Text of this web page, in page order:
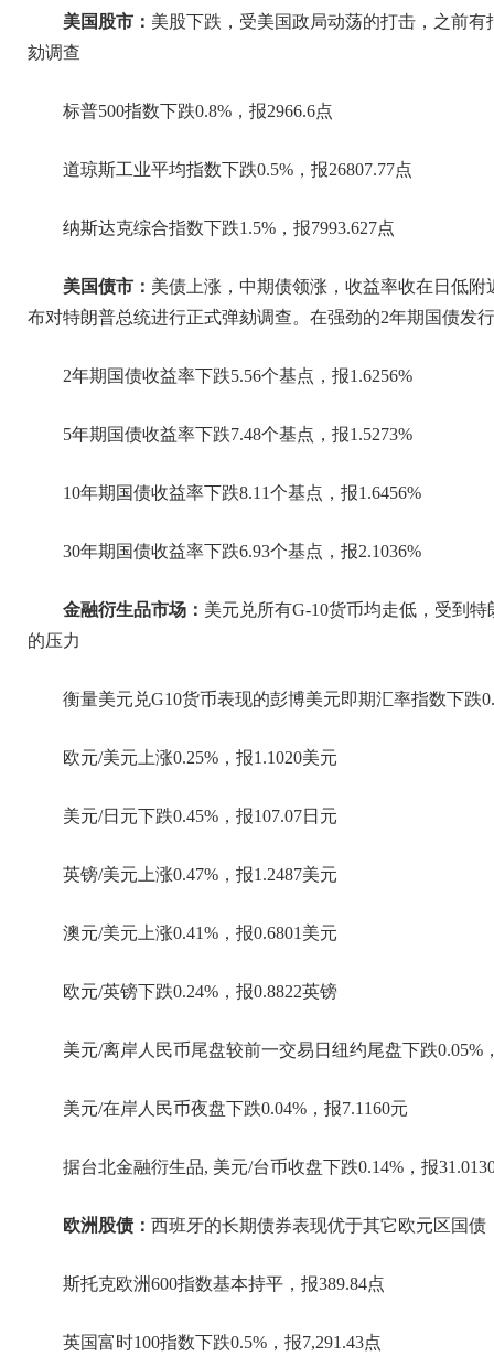
美国股市： 美股下跌，受美国政局动荡的打击，之前
劾调查
标普500指数下跌0.8%，报2966.6点
道琼斯工业平均指数下跌0.5%，报26807.77点
纳斯达克综合指数下跌1.5%，报7993.627点
美国债市： 美债上涨，中期债领涨，收益率收在日低
布对特朗普总统进行正式弹劾调查。在强劲的2年期国债发
2年期国债收益率下跌5.56个基点，报1.6256%
5年期国债收益率下跌7.48个基点，报1.5273%
10年期国债收益率下跌8.11个基点，报1.6456%
30年期国债收益率下跌6.93个基点，报2.1036%
金融衍生品市场： 美元兑所有G-10货币均走低，受到
的压力
衡量美元兑G10货币表现的彭博美元即期汇率指数下跌
欧元/美元上涨0.25%，报1.1020美元
美元/日元下跌0.45%，报107.07日元
英镑/美元上涨0.47%，报1.2487美元
澳元/美元上涨0.41%，报0.6801美元
欧元/英镑下跌0.24%，报0.8822英镑
美元/离岸人民币尾盘较前一交易日纽约尾盘下跌0.05%
美元/在岸人民币夜盘下跌0.04%，报7.1160元
据台北金融衍生品, 美元/台币收盘下跌0.14%，报
欧洲股债： 西班牙的长期债券表现优于其它欧元区国
斯托克欧洲600指数基本持平，报389.84点
英国富时100指数下跌0.5%，报7,291.43点